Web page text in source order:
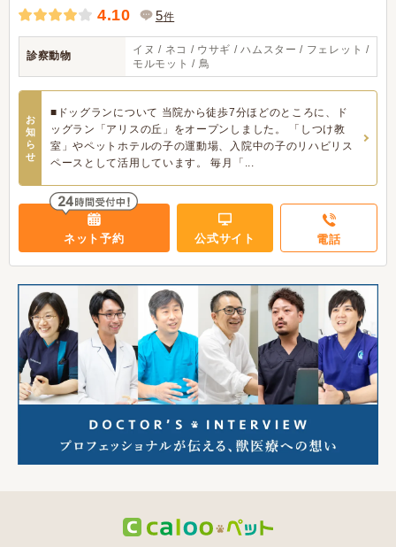
4.10 5件
診察動物
イヌ / ネコ / ウサギ / ハムスター / フェレット /
モルモット / 鳥
お
知
ら
せ
■ドッグランについて 当院から徒歩7分ほどのところに、ド
ッグラン「アリスの丘」をオープンしました。 「しつけ教
室」やペットホテルの子の運動場、入院中の子のリハビリス
ペースとして活用しています。 毎月「...
ネット予約 公式サイト 電話